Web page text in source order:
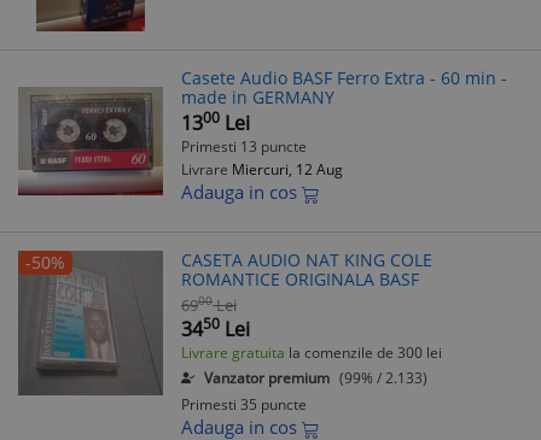
Casete Audio BASF Ferro Extra - 60 min -
made in GERMANY
1300 Lei
Primesti 13 puncte
Livrare Miercuri, 12 Aug
Adauga in cos
-50%
CASETA AUDIO NAT KING COLE
ROMANTICE ORIGINALA BASF
6900 Lei
3450 Lei
Livrare gratuita la comenzile de 300 lei
Vanzator premium (99% / 2.133)
Primesti 35 puncte
Adauga in cos